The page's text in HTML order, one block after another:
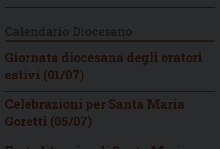
Giornata diocesana degli oratori
estivi (01/07)
Celebrazioni per Santa Maria
Goretti (05/07)